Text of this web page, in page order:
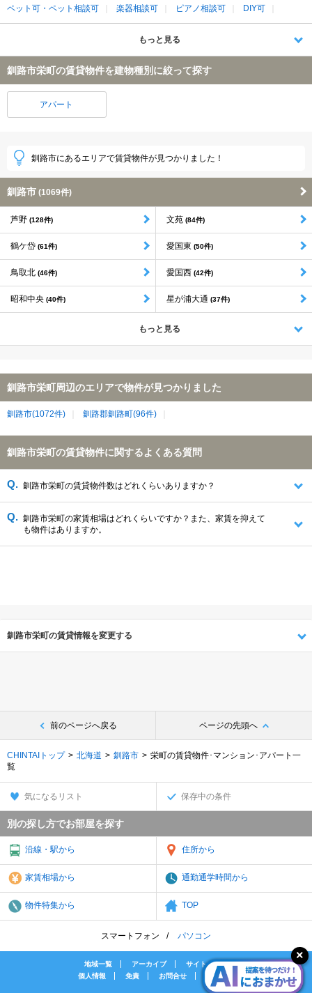
ペット可・ペット相談可
楽器相談可 ピアノ相談可 DIY可
もっと見る
釧路市栄町の賃貸物件を建物種別に絞って探す
アパート
釧路市にあるエリアで賃貸物件が見つかりました！
釧路市 (1069件)
芦野 (128件) 文苑 (84件)
鶴ケ岱 (61件) 愛国東 (50件)
鳥取北 (46件) 愛国西 (42件)
昭和中央 (40件) 星が浦大通 (37件)
もっと見る
釧路市栄町周辺のエリアで物件が見つかりました
釧路市(1072件) 釧路郡釧路町(96件)
釧路市栄町の賃貸物件に関するよくある質問
釧路市栄町の賃貸物件数はどれくらいありますか？
釧路市栄町の家賃相場はどれくらいですか？また、家賃を抑えて
も物件はありますか。
釧路市栄町の賃貸情報を変更する
前のページへ戻る ページの先頭へ
CHINTAIトップ 北海道 釧路市
栄町の賃貸物件･マンション･アパート一
覧
気になるリスト 保存中の条件
別の探し方でお部屋を探す
沿線・駅から 住所から
家賃相場から 通勤通学時間から
物件特集から TOP
スマートフォン パソコン
地域一覧 アーカイブ
サイトマップ
個人情報
免責 お問合せ 会社案内